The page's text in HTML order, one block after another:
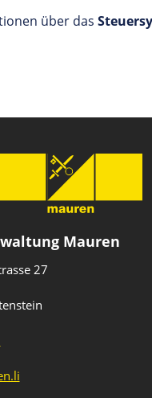
über das
Mauren
27